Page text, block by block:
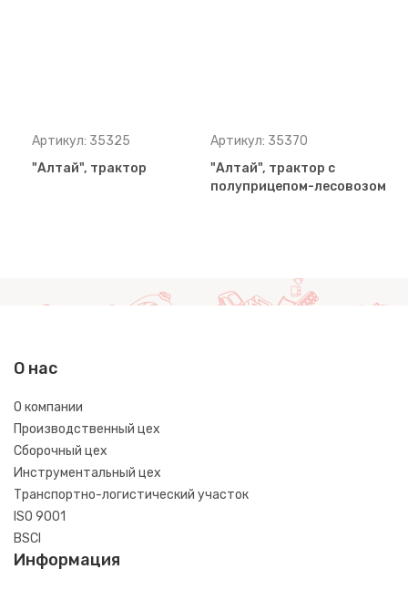
Артикул: 35325
"Алтай", трактор
Артикул: 35370
"Алтай", трактор с
полуприцепом-лесовозом
О нас
О компании
Производственный цех
Сборочный цех
Инструментальный цех
Транспортно-логистический участок
ISO 9001
BSCI
Информация